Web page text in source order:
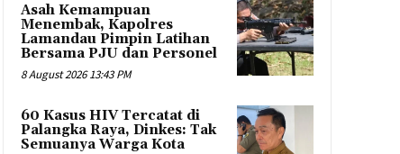
Asah Kemampuan
Menembak, Kapolres
Lamandau Pimpin Latihan
Bersama PJU dan Personel
8 August 2026 13:43 PM
60 Kasus HIV Tercatat di
Palangka Raya, Dinkes: Tak
Semuanya Warga Kota